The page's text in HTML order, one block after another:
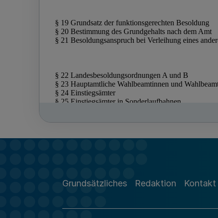
Grundsätzliches Redaktion Kontakt